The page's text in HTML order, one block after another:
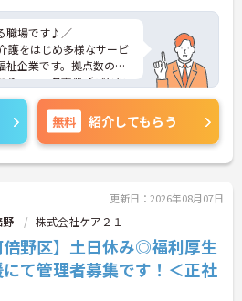
場です♪
続がしやすい！
が可能
あり
もピッタリです
職場です♪／
護をはじめ多様なサービ
祉企業です。拠点数の多
りつつ、各事業所ごとに
信で動けるのが魅力で
まで幅広く関われるた
ルアップが可能。本部や
ート体制も整っており、
心感があります。長期的
かり稼げる環境
ーションもアップ♪
当6万円込み
無料 紹介してもらう
更新日：2026年08月07日
野 株式会社ケア２１
倍野区】土日休み◎福利厚生
て管理者募集です！＜正社